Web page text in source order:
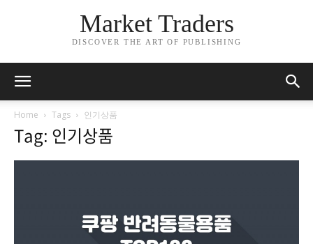
Market Traders
DISCOVER THE ART OF PUBLISHING
Home Tags 인기상품
Tag: 인기상품